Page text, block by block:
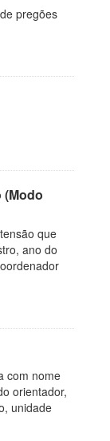
pregões
(Modo
que
ano do
com nome
orientador,
unidade